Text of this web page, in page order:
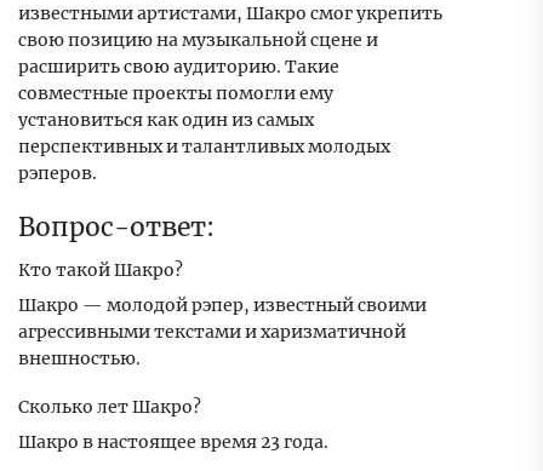
известными артистами, Шакро смог укрепить
свою позицию на музыкальной сцене и
расширить свою аудиторию. Такие
совместные проекты помогли ему
установиться как один из самых
перспективных и талантливых молодых
рэперов.
Вопрос-ответ:
Кто такой Шакро?
Шакро — молодой рэпер, известный своими
агрессивными текстами и харизматичной
внешностью.
Сколько лет Шакро?
Шакро в настоящее время 23 года.